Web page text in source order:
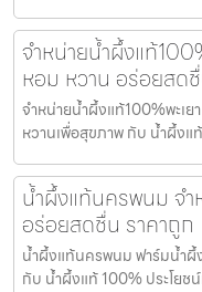
จำหน่ายน้ำผึ้งแท้
หอม หวาน อร่อยสด
จำหน่ายน้ำผึ้งแท้100%พะเ
หวานเพื่อสุขภาพ กับ น้ำผึ้งแ
น้ำผึ้งแท้นครพนม จ
อร่อยสดชื่น ราคาถูก
น้ำผึ้งแท้นครพนม ฟาร์มน้ำผึ้
กับ น้ำผึ้งแท้ 100% ประโยช